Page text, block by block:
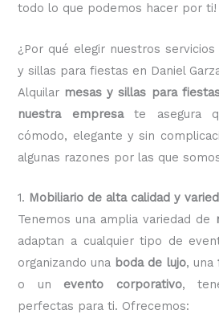
todo lo que podemos hacer por ti!
¿Por qué elegir nuestros
y sillas para fiestas en Daniel
Alquilar mesas y sillas para
nuestra empresate asegura
cómodo, elegante y sin
algunas razones por las que
1. Mobiliario de alta calidad y
Tenemos una amplia variedad de
adaptan a cualquier tipo de
organizando una boda de lujo, una
o un evento corporativo,
perfectas para ti. Ofrecemos: